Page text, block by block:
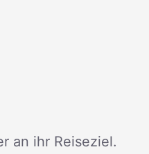
an ihr Reiseziel.